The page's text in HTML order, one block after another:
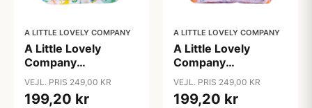
A LITTLE LOVELY COMPANY
A Little Lovely
Company
Børnerygsæk -
Jungle
VEJL. PRIS 249,00 KR
199,20 kr
A LITTLE LOVELY COMPANY
A Little Lovely
Company
Børnerygsæk -
Princesses
VEJL. PRIS 249,00 KR
199,20 kr